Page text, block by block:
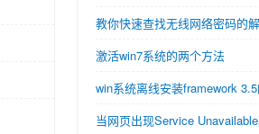
教你快速查找无线网络密码的
激活win7系统的两个方法
win系统离线安装framework
当网页出现Service